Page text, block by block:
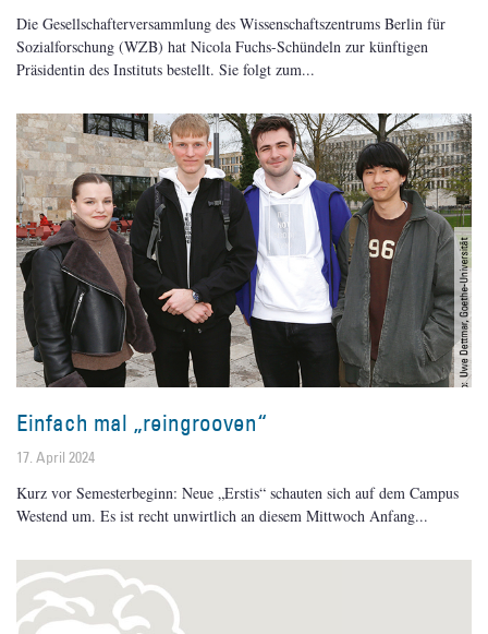
Die Gesellschafterversammlung des Wissenschaftszentrums Berlin für
Sozialforschung (WZB) hat Nicola Fuchs-Schündeln zur künftigen
Präsidentin des Instituts bestellt. Sie folgt zum
Einfach mal „reingrooven“
17. April 2024
Kurz vor Semesterbeginn: Neue „Erstis“ schauten sich auf dem Campus
Westend um. Es ist recht unwirtlich an diesem Mittwoch Anfang